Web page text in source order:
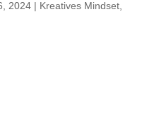
2024| Kreatives Mindset,